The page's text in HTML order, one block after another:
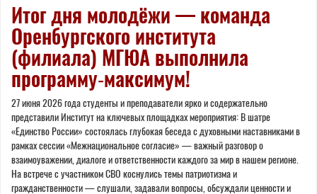
Итог дня молодёжи — команда
Оренбургского института
(филиала) МГЮА выполнила
программу‑максимум!
27 июня 2026 года студенты и преподаватели ярко и содержательно
представили Институт на ключевых площадках мероприятия: В шатре
«Единство России» состоялась глубокая беседа с духовными наставниками в
рамках сессии «Межнациональное согласие» — важный разговор о
взаимоуважении, диалоге и ответственности каждого за мир в нашем регионе.
На встрече с участником СВО коснулись темы патриотизма и
гражданственности — слушали, задавали вопросы, обсуждали ценности и